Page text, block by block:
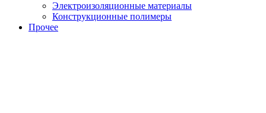
Электроизоляционные материалы
Конструкционные полимеры
Прочее